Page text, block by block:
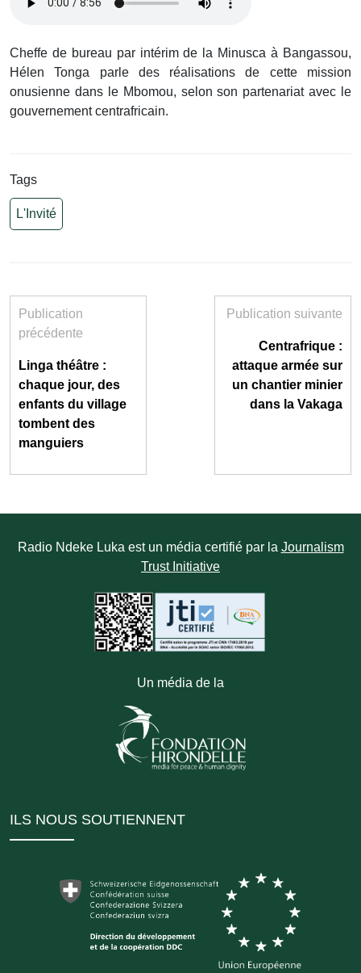
Cheffe de bureau par intérim de la Minusca à Bangassou,
Hélen Tonga parle des réalisations de cette mission
onusienne dans le Mbomou, selon son partenariat avec le
gouvernement centrafricain.
Tags
L'Invité
Publication
précédente
Linga théâtre :
chaque jour, des
enfants du village
tombent des
manguiers
Publication suivante
Centrafrique :
attaque armée sur
un chantier minier
dans la Vakaga
Radio Ndeke Luka est un média certifié par la Journalism
Trust Initiative
Un média de la
ILS NOUS SOUTIENNENT